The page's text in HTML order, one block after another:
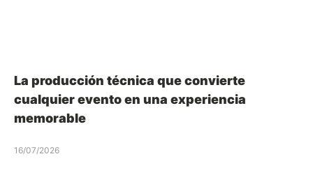
La producción técnica que convierte
cualquier evento en una experiencia
memorable
16/07/2026